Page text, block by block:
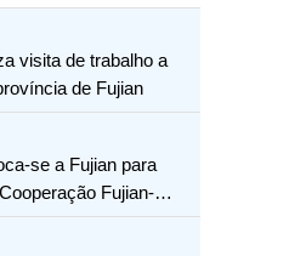
visita de trabalho a
de Fujian
se a Fujian para
Fujian-